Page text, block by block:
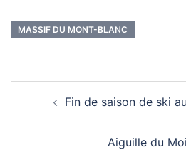
MASSIF DU MONT-BLANC
d’articleFin de saison de ski
Aiguille du